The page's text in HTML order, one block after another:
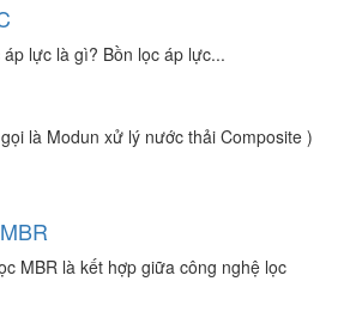
lực là gì? Bồn lọc áp lực...
là Modun xử lý nước thải Composite )
MBR là kết hợp giữa công nghệ lọc